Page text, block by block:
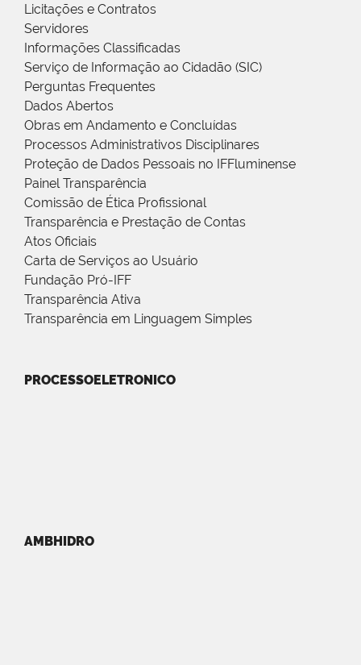
Licitações e Contratos
Servidores
Informações Classificadas
Serviço de Informação ao Cidadão (SIC)
Perguntas Frequentes
Dados Abertos
Obras em Andamento e Concluídas
Processos Administrativos Disciplinares
Proteção de Dados Pessoais no IFFluminense
Painel Transparência
Comissão de Ética Profissional
Transparência e Prestação de Contas
Atos Oficiais
Carta de Serviços ao Usuário
Fundação Pró-IFF
Transparência Ativa
Transparência em Linguagem Simples
PROCESSOELETRONICO
AMBHIDRO